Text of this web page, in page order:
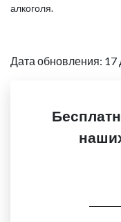
алкоголя.
Дата обновления: 17